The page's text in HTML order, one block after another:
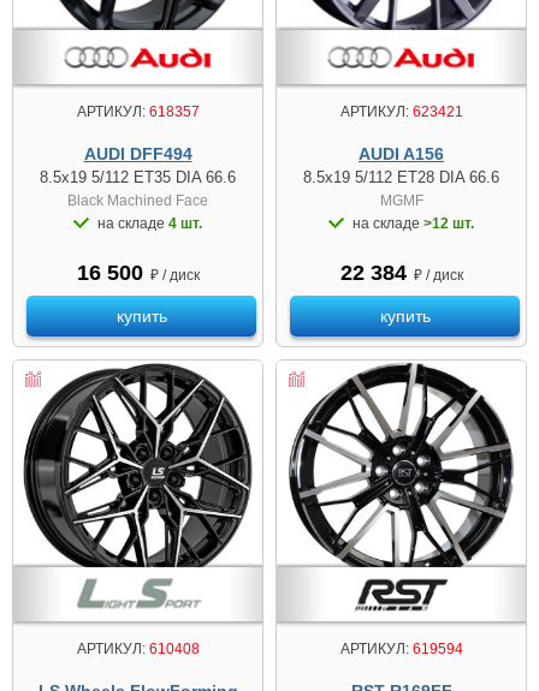
АРТИКУЛ:618357
AUDI DFF494
8.5x19 5/112 ET35 DIA 66.6
Black Machined Face
на складе 4 шт.
16 500 ₽ / диск
купить
АРТИКУЛ:623421
AUDI A156
8.5x19 5/112 ET28 DIA 66.6
MGMF
на складе >12 шт.
22 384 ₽ / диск
купить
АРТИКУЛ:610408 АРТИКУЛ:619594